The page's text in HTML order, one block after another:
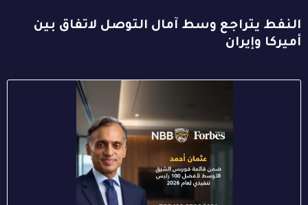
النفط يتراجع وسط آمال التوصل لاتفاق بين
أميركا وإيران